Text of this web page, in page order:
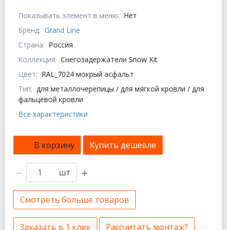
Показывать элемент в меню: Нет
Бренд: Grand Line
Страна: Россия
Коллекция: Снегозадержатели Snow Kit
Цвет: RAL_7024 мокрый асфальт
Тип: для металлочерепицы / для мягкой кровли / для
фальцевой кровли
Все характеристики
В корзину Купить дешевле
шт
Смотреть больше товаров
Заказать в 1 клик Рассчитать монтаж?